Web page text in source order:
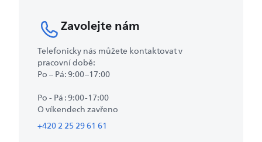
Zavolejte nám
Telefonicky nás můžete kontaktovat v
pracovní době:
Po – Pá: 9:00–17:00
Po - Pá : 9:00-17:00
O víkendech zavřeno
+420 2 25 29 61 61